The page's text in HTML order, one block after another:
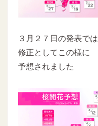
３月２７日の発表では
修正としてこの様に
予想されました